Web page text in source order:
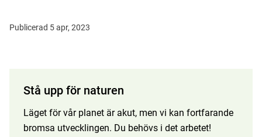
Publicerad 5 apr, 2023
Stå upp för naturen
Läget för vår planet är akut, men vi kan fortfarande
bromsa utvecklingen. Du behövs i det arbetet!